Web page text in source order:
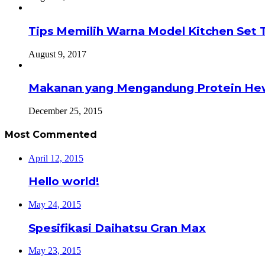
Tips Memilih Warna Model Kitchen Set
August 9, 2017
Makanan yang Mengandung Protein
December 25, 2015
Most Commented
April 12, 2015
Hello world!
May 24, 2015
Spesifikasi Daihatsu Gran Max
May 23, 2015